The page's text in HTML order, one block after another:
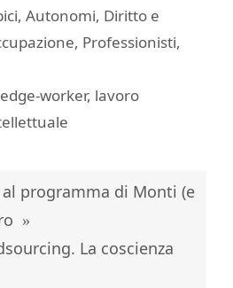
,Autonomi, Diritto e
, Professionisti,
worker, lavoro
programma di Monti (e
La coscienza